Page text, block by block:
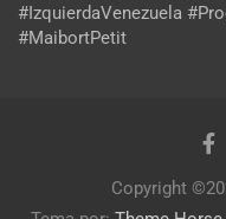
#IzquierdaVenezuela
#MaibortPetit
Copyright